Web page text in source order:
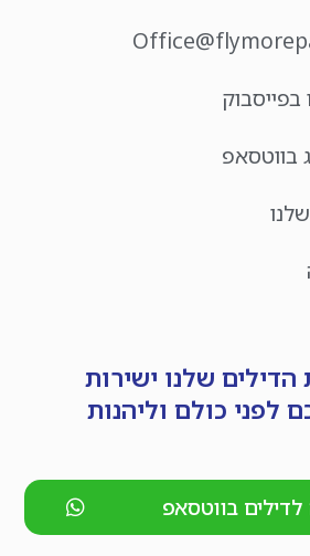
בפייסבוק
בווטסאפ
שלנו ישירות
לפני כולם וליהנות
בווטסאפ